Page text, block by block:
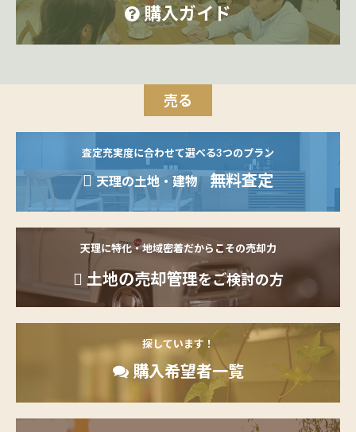
購入ガイド
売る
査定充実度に合わせて選べる3つのプラン
天理の土地・建物 無料査定
天理に特化・地域密着だからこその売却力
土地の売却管理をご検討の方
探しています！
購入希望者一覧